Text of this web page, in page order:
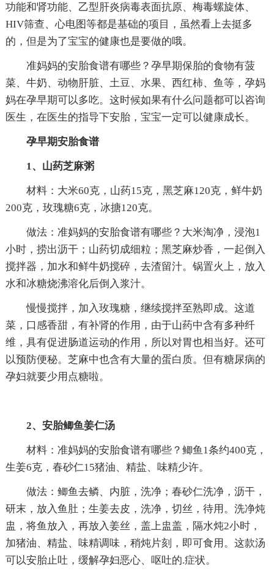
功能和肾功能、乙型肝炎病毒表面抗原、梅毒螺旋体、
HIV筛查、心电图等都是基础的项目，虽然看上去挺多
的，但是为了宝宝的健康也是要做的哦。
准妈妈的安胎食谱有哪些？孕早期保胎的食物有菠
菜、牛奶、动物肝脏、土豆、水果、西红柿、鱼等，孕妈
妈在孕早期可以多吃。这时候如果有什么问题都可以咨询
医生，在医生的指导下安胎，宝宝一定可以健康成长。
孕早期安胎食谱
1、山药芝麻粥
材料：大米60克，山药15克，黑芝麻120克，鲜牛奶
200克，玫瑰糖6克，冰搪120克。
做法：准妈妈的安胎食谱有哪些？大米淘净，浸泡1
小时，捞出沥干；山药切成细粒；黑芝麻炒香，一起倒入
搅拌器，加水和鲜牛奶搅碎，去渣留汁。锅置火上，放入
水和冰糖烧沸溶化后倒入浆汁。
慢慢搅拌，加入玫瑰糖，继续搅拌至熟即成。这道
菜，口感香甜，有补肾的作用，由于山药中含有多种纤
维，具有促进肠道运动的作用，所以对胃也相当好。还可
以预防便秘。芝麻中也含有大量的蛋白质。但有糖尿病的
孕妇就要少用点糖啦。
2、安胎鲫鱼姜仁汤
材料：准妈妈的安胎食谱有哪些？鲫鱼1条约400克，
生姜6克，春砂仁15猪油、精盐、味精少许。
做法：鲫鱼去鳞、内脏，洗净；春砂仁洗净，沥干，
研末，放入鱼肚；生姜去皮，洗净，切丝，待用。洗净炖
盅，将鱼放入，再放入姜丝，盖上盅盖，隔水炖2小时，
加猪油、精盐、味精调味，稍炖片刻，即可食用。这款汤
可以安胎止吐，缓解孕妇恶心、呕吐的.症状。